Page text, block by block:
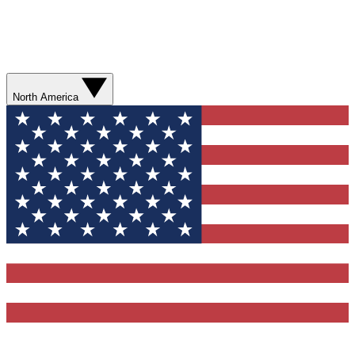
North America